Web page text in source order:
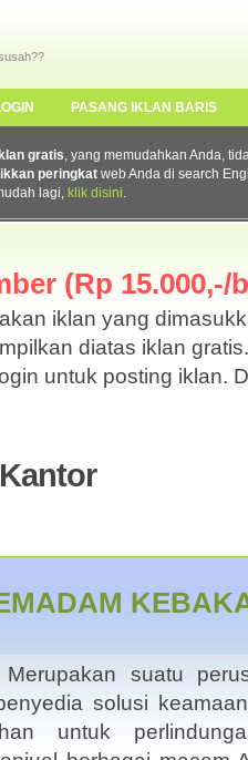
PASANG IKLAN BARIS
gratis, yang memudahkan Anda,
peringkat web Anda di search
lagi, klik disini.
(Rp 15.000,-/
iklan yang
diatas iklan
untuk posting iklan.
suatu
solusi
untuk